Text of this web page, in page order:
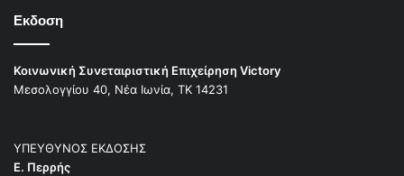
Εκδοση
Κοινωνική Συνεταιριστική Επιχείρηση Victory
Μεσολογγίου 40, Νέα Ιωνία, ΤΚ 14231
ΥΠΕΥΘΥΝΟΣ ΕΚΔΟΣΗΣ
Ε. Περρής